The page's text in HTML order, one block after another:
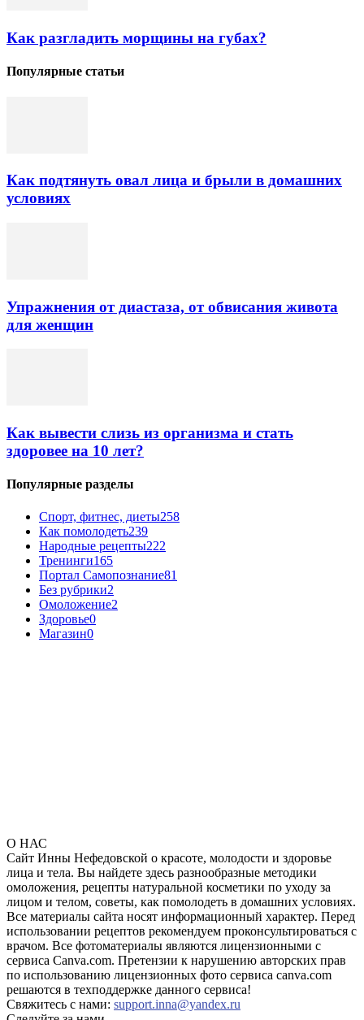
Как разгладить морщины на губах?
Популярные статьи
Как подтянуть овал лица и брыли в домашних
условиях
Упражнения от диастаза, от обвисания живота
для женщин
Как вывести слизь из организма и стать
здоровее на 10 лет?
Популярные разделы
Спорт, фитнес, диеты258
Как помолодеть239
Народные рецепты222
Тренинги165
Портал Самопознание81
Без рубрики2
Омоложение2
Здоровье0
Магазин0
О НАС
Сайт Инны Нефедовской о красоте, молодости и здоровье
лица и тела. Вы найдете здесь разнообразные методики
омоложения, рецепты натуральной косметики по уходу за
лицом и телом, советы, как помолодеть в домашних условиях.
Все материалы сайта носят информационный характер. Перед
использовании рецептов рекомендуем проконсультироваться с
врачом. Все фотоматериалы являются лицензионными с
сервиса Canva.com. Претензии к нарушению авторских прав
по использованию лицензионных фото сервиса canva.com
решаются в техподдержке данного сервиса!
Свяжитесь с нами: support.inna@yandex.ru